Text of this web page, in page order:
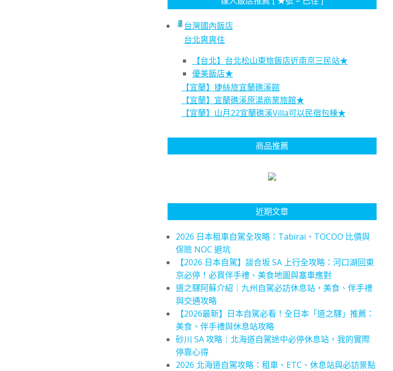
台灣國內飯店
台北爽爽住
【台北】台北松山東旅飯店近南京三民站★
優美飯店★
【宜蘭】捷絲旅宜蘭礁溪館
【宜蘭】宜蘭礁溪原湯商業旅館★
【宜蘭】山月22宜蘭礁溪Villa可以民宿包棟★
商品推薦
近期文章
2026 日本租車自駕全攻略：Tabirai、TOCOO 比價與
保險 NOC 避坑
【2026 日本自駕】談合坂 SA 上行全攻略：河口湖回東
京必停！必買伴手禮、美食地圖與塞車應對
道之驛阿蘇介紹｜九州自駕必訪休息站，美食、伴手禮
與交通攻略
【2026最新】日本自駕必看！全日本「道之驛」推薦：
美食、伴手禮與休息站攻略
砂川 SA 攻略｜北海道自駕途中必停休息站，我的實際
停靠心得
2026 北海道自駕攻略：租車、ETC、休息站與必訪景點